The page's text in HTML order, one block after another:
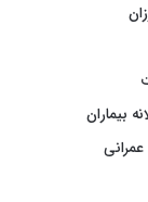
بیماران